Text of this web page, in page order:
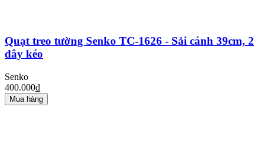
Quạt treo tường Senko TC-1626 - Sải cánh 39cm, 2
dây kéo
Senko
400.000₫
Mua hàng